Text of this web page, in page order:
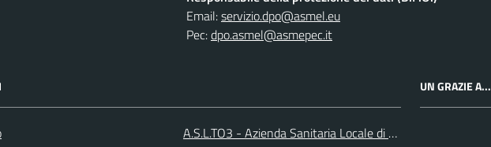
Email:servizio.dpo@asmel.eu
Pec:dpo.asmel@asmepec.it
A.S.L.TO3 - Azienda Sanitaria Locale di Collegno e Pinerolo
UN GRAZIE A...